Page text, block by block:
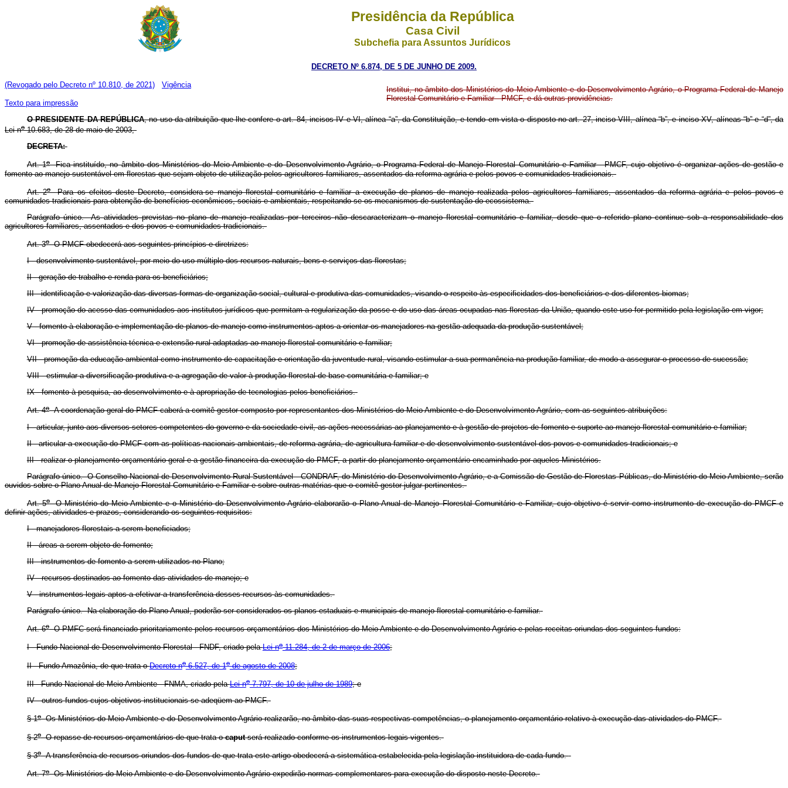
Presidência da República
Casa Civil
Subchefia para Assuntos Jurídicos
DECRETO Nº 6.874, DE 5 DE JUNHO DE 2009.
(Revogado pelo Decreto nº 10.810, de 2021) Vigência
Texto para impressão
Institui, no âmbito dos Ministérios do Meio Ambiente e do Desenvolvimento Agrário, o Programa Federal de Manejo
Florestal Comunitário e Familiar - PMCF, e dá outras providências.
O PRESIDENTE DA REPÚBLICA, no uso da atribuição que lhe confere o art. 84, incisos IV e VI, alínea “a”, da Constituição, e tendo em vista o disposto no art. 27, inciso VIII, alínea “b”, e inciso XV, alíneas “b” e “d”, da
Lei no10.683, de 28 de maio de 2003,
DECRETA:
Art. 1oFica instituído, no âmbito dos Ministérios do Meio Ambiente e do Desenvolvimento Agrário, o Programa Federal de Manejo Florestal Comunitário e Familiar - PMCF, cujo objetivo é organizar ações de gestão e
fomento ao manejo sustentável em florestas que sejam objeto de utilização pelos agricultores familiares, assentados da reforma agrária e pelos povos e comunidades tradicionais.
Art. 2oPara os efeitos deste Decreto, considera-se manejo florestal comunitário e familiar a execução de planos de manejo realizada pelos agricultores familiares, assentados da reforma agrária e pelos povos e
comunidades tradicionais para obtenção de benefícios econômicos, sociais e ambientais, respeitando-se os mecanismos de sustentação do ecossistema.
Parágrafo único. As atividades previstas no plano de manejo realizadas por terceiros não descaracterizam o manejo florestal comunitário e familiar, desde que o referido plano continue sob a responsabilidade dos
agricultores familiares, assentados e dos povos e comunidades tradicionais.
Art. 3oO PMCF obedecerá aos seguintes princípios e diretrizes:
I - desenvolvimento sustentável, por meio do uso múltiplo dos recursos naturais, bens e serviços das florestas;
II - geração de trabalho e renda para os beneficiários;
III - identificação e valorização das diversas formas de organização social, cultural e produtiva das comunidades, visando o respeito às especificidades dos beneficiários e dos diferentes biomas;
IV - promoção do acesso das comunidades aos institutos jurídicos que permitam a regularização da posse e do uso das áreas ocupadas nas florestas da União, quando este uso for permitido pela legislação em vigor;
V - fomento à elaboração e implementação de planos de manejo como instrumentos aptos a orientar os manejadores na gestão adequada da produção sustentável;
VI - promoção de assistência técnica e extensão rural adaptadas ao manejo florestal comunitário e familiar;
VII - promoção da educação ambiental como instrumento de capacitação e orientação da juventude rural, visando estimular a sua permanência na produção familiar, de modo a assegurar o processo de sucessão;
VIII- estimular a diversificação produtiva e a agregação de valor à produção florestal de base comunitária e familiar; e
IX - fomento à pesquisa, ao desenvolvimento e à apropriação de tecnologias pelos beneficiários.
Art. 4oA coordenação geral do PMCF caberá a comitê gestor composto por representantes dos Ministérios do Meio Ambiente e do Desenvolvimento Agrário, com as seguintes atribuições:
I - articular, junto aos diversos setores competentes do governo e da sociedade civil, as ações necessárias ao planejamento e à gestão de projetos de fomento e suporte ao manejo florestal comunitário e familiar;
II - articular a execução do PMCF com as políticas nacionais ambientais, de reforma agrária, de agricultura familiar e de desenvolvimento sustentável dos povos e comunidades tradicionais; e
III - realizar o planejamento orçamentário geral e a gestão financeira da execução do PMCF, a partir do planejamento orçamentário encaminhado por aqueles Ministérios.
Parágrafo único. O Conselho Nacional de Desenvolvimento Rural Sustentável - CONDRAF, do Ministério do Desenvolvimento Agrário, e a Comissão de Gestão de Florestas Públicas, do Ministério do Meio Ambiente, serão
ouvidos sobre o Plano Anual de Manejo Florestal Comunitário e Familiar e sobre outras matérias que o comitê gestor julgar pertinentes.
Art. 5oO Ministério do Meio Ambiente e o Ministério do Desenvolvimento Agrário elaborarão o Plano Anual de Manejo Florestal Comunitário e Familiar, cujo objetivo é servir como instrumento de execução do PMCF e
definir ações, atividades e prazos, considerando os seguintes requisitos:
I - manejadores florestais a serem beneficiados;
II - áreas a serem objeto de fomento;
III - instrumentos de fomento a serem utilizados no Plano;
IV - recursos destinados ao fomento das atividades de manejo; e
V - instrumentos legais aptos a efetivar a transferência desses recursos às comunidades.
Parágrafo único. Na elaboração do Plano Anual, poderão ser considerados os planos estaduais e municipais de manejo florestal comunitário e familiar.
Art. 6oO PMFC será financiado prioritariamente pelos recursos orçamentários dos Ministérios do Meio Ambiente e do Desenvolvimento Agrário e pelas receitas oriundas dos seguintes fundos:
I - Fundo Nacional de Desenvolvimento Florestal - FNDF, criado pelaLei no11.284, de 2 de março de 2006;
II - Fundo Amazônia, de que trata oDecreto no6.527, de 1ode agosto de 2008;
III - Fundo Nacional de Meio Ambiente - FNMA, criado pelaLei no7.797, de 10 de julho de 1989; e
IV - outros fundos cujos objetivos institucionais se adeqüem ao PMCF.
§ 1oOs Ministérios do Meio Ambiente e do Desenvolvimento Agrário realizarão, no âmbito das suas respectivas competências, o planejamento orçamentário relativo à execução das atividades do PMCF.
§ 2oO repasse de recursos orçamentários de que trata ocaputserá realizado conforme os instrumentos legais vigentes.
§ 3oA transferência de recursos oriundos dos fundos de que trata este artigo obedecerá a sistemática estabelecida pela legislação instituidora de cada fundo.
Art. 7oOs Ministérios do Meio Ambiente e do Desenvolvimento Agrário expedirão normas complementares para execução do disposto neste Decreto.